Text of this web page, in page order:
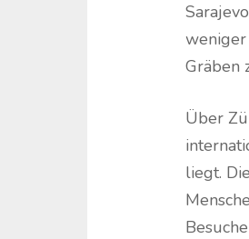
weniger
Gräben
Über
liegt.